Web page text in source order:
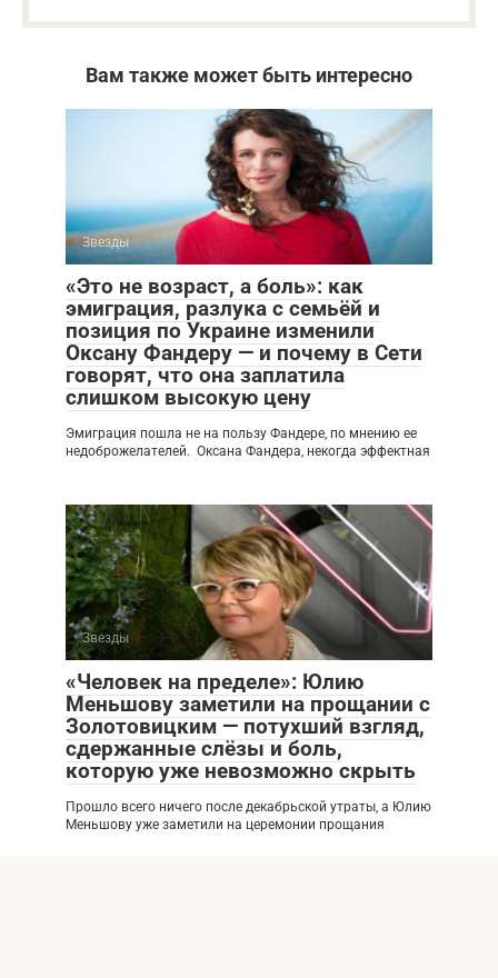
Вам также может быть интересно
Звезды
«Это не возраст, а боль»: как
эмиграция, разлука с семьёй и
позиция по Украине изменили
Оксану Фандеру — и почему в Сети
говорят, что она заплатила
слишком высокую цену
Эмиграция пошла не на пользу Фандере, по мнению ее
недоброжелателей. Оксана Фандера, некогда эффектная
Звезды
«Человек на пределе»: Юлию
Меньшову заметили на прощании с
Золотовицким — потухший взгляд,
сдержанные слёзы и боль,
которую уже невозможно скрыть
Прошло всего ничего после декабрьской утраты, а Юлию
Меньшову уже заметили на церемонии прощания